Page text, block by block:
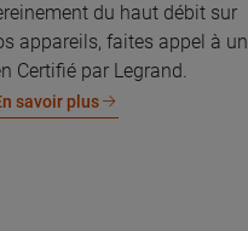
du haut débit sur
appareils, faites appel à un
Certifié par Legrand.
savoir plus